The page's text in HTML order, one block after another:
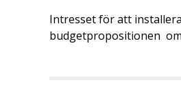
Intresset för att
budgetpropositionen